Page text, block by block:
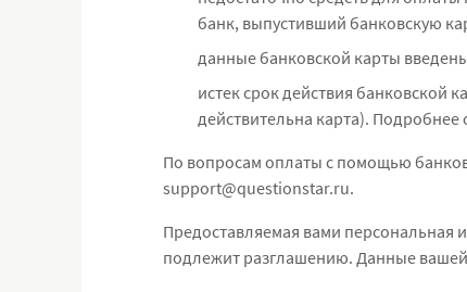
банк, выпустивший банковскую
данные банковской карты
истек срок действия банковской
действительна карта).
По вопросам оплаты с помощью
support@questionstar.ru.
Предоставляемая вами
подлежит разглашению. Данные